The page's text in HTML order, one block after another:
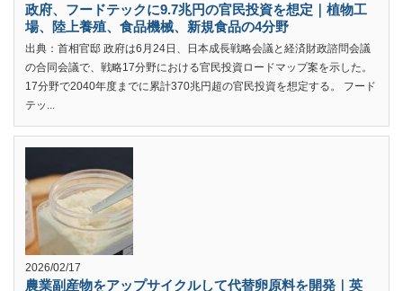
政府、フードテックに9.7兆円の官民投資を想定｜植物工
場、陸上養殖、食品機械、新規食品の4分野
出典：首相官邸 政府は6月24日、日本成長戦略会議と経済財政諮問会議
の合同会議で、戦略17分野における官民投資ロードマップ案を示した。
17分野で2040年度までに累計370兆円超の官民投資を想定する。 フード
テッ...
2026/02/17
農業副産物をアップサイクルして代替卵原料を開発｜英